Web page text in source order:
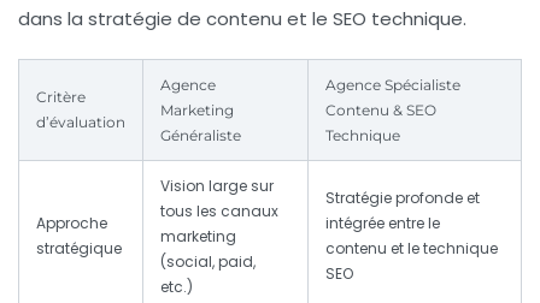
dans la stratégie de contenu et le SEO technique.
Critère
d’évaluation
Agence
Marketing
Généraliste
Agence Spécialiste
Contenu & SEO
Technique
Approche
stratégique
Vision large sur
tous les canaux
marketing
(social, paid,
etc.)
Stratégie profonde et
intégrée entre le
contenu et le technique
SEO